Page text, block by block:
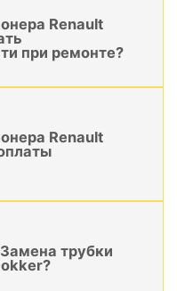
Renault
при ремонте?
Renault
трубки